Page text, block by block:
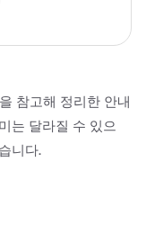
참고해 정리한 안내
는 달라질 수 있으
니다.